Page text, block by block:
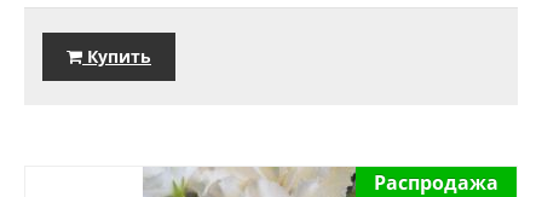
Купить
Распродажа